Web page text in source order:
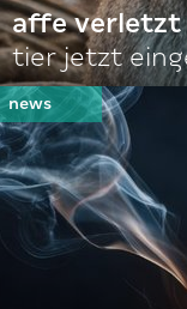
affe verletzt
tier jetzt